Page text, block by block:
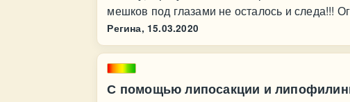
мешков под глазами не осталось и следа!!!
Регина, 15.03.2020
С помощью липосакции и